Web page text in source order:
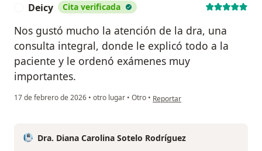
Deicy Cita verificada
Nos gustó mucho la atención de la dra, una
consulta integral, donde le explicó todo a la
paciente y le ordenó exámenes muy
importantes.
17 de febrero de 2026 • otro lugar • Otro • en opinión del usuario Deicy
Reportar
Dra. Diana Carolina Sotelo Rodríguez